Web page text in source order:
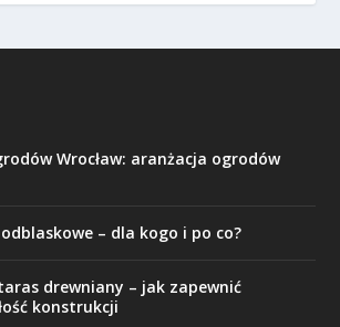
Wrocław: aranżacja ogrodów
– dla kogo i po co?
drewniany – jak zapewnić
konstrukcji